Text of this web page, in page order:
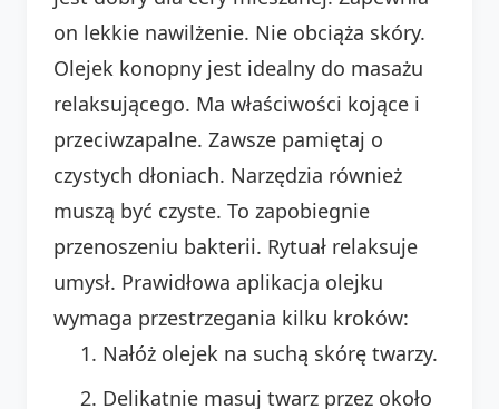
on lekkie nawilżenie. Nie obciąża skóry.
Olejek konopny jest idealny do masażu
relaksującego. Ma właściwości kojące i
przeciwzapalne. Zawsze pamiętaj o
czystych dłoniach. Narzędzia również
muszą być czyste. To zapobiegnie
przenoszeniu bakterii. Rytuał relaksuje
umysł. Prawidłowa aplikacja olejku
wymaga przestrzegania kilku kroków:
Nałóż olejek na suchą skórę twarzy.
Delikatnie masuj twarz przez około